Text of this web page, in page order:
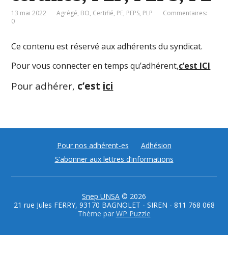
13 mai 2022 Agrégé, BO, Certifié, PE, PEPS, PLP
Commentaires:
0
Ce contenu est réservé aux adhérents du syndicat.
Pour vous connecter en temps qu’adhérent,c’est ICI
Pour adhérer, c’est ici
Pour nos adhérent-es
Adhésion
S’abonner aux lettres d’informations
Snep UNSA © 2026
21 rue Jules FERRY, 93170 BAGNOLET - SIREN - 811 768 068
Thème par WP Puzzle